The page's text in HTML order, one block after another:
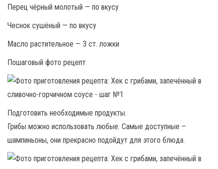
Перец чёрный молотый — по вкусу
Чеснок сушёный — по вкусу
Масло растительное — 3 ст. ложки
Пошаговый фото рецепт
Подготовить необходимые продукты.
Грибы можно использовать любые. Самые доступные –
шампиньоны, они прекрасно подойдут для этого блюда.